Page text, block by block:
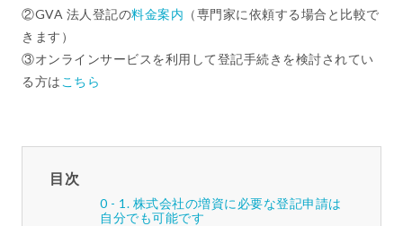
②GVA 法人登記の料金案内 （専門家に依頼する場合と比較で
きます）
③オンラインサービスを利用して登記手続きを検討されてい
る方は こちら
目次
株式会社の増資に必要な登記申請は
自分でも可能です